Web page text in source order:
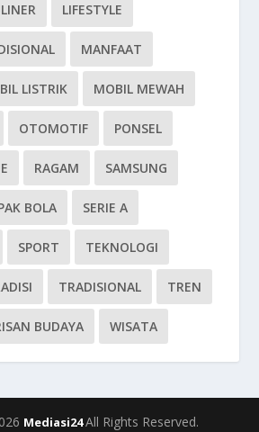
LIFESTYLE
MANFAAT
LISTRIK MOBIL MEWAH
OTOMOTIF PONSEL
RAGAM SAMSUNG
BOLA SERIE A
SPORT TEKNOLOGI
TRADISIONAL TREN
BUDAYA WISATA
Mediasi24All Rights Reserved.